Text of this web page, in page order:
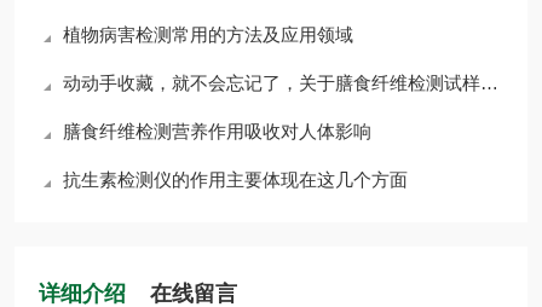
植物病害检测常用的方法及应用领域
动动手收藏，就不会忘记了，关于膳食纤维检测试样的操作流程
膳食纤维检测营养作用吸收对人体影响
抗生素检测仪的作用主要体现在这几个方面
详细介绍 在线留言